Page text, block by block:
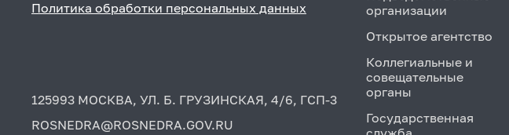
Политика обработки персональных данных
125993 МОСКВА, УЛ. Б. ГРУЗИНСКАЯ, 4/6, ГСП-3
ROSNEDRA@ROSNEDRA.GOV.RU
организации
Открытое агентство
Коллегиальные и
совещательные
органы
Государственная